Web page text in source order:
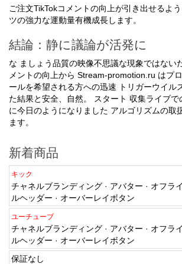
ご注文TikTokコメントの向上が引き出せるよ
ツの強力な運動量有機成長します。
結論：静に議論が活発に
な ましょう品質の映像不思議な現象ではない
メントの向上から Stream-promotion.ru はプ
ールを希望される方への迅速 トリガーウイル
た結果と安全、自然。 スタート 収集ライブ
に今日のようになりました アルゴリズムの取
ます。
新着商品
キック
チャネルブランディング · アバター · オフラ
ルヘッダー · オーバーレイボタン
ユーチューブ
チャネルブランディング · アバター · オフラ
ルヘッダー · オーバーレイボタン
保証なし